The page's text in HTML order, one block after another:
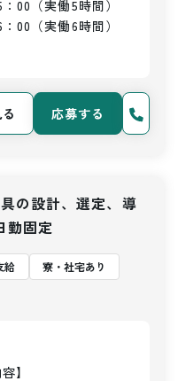
00（実働5時間）
00（実働6時間）
応募する
の設計、選定、導
固定
給
寮・社宅あり
】